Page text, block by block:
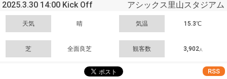
2025.3.30 14:00 Kick Off
アシックス里山スタジアム
天気 晴 気温 15.3℃
芝 全面良芝 観客数 3,902人
RSS